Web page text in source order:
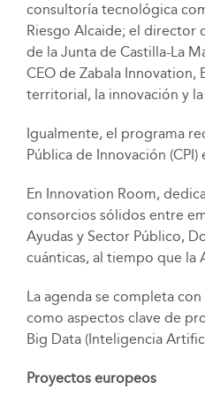
consultoría tecnológica
Riesgo Alcaide; el director
de la Junta de Castilla-La
CEO de Zabala Innovation,
territorial, la innovación y
Igualmente, el programa
Pública de Innovación
En Innovation Room,
consorcios sólidos entre
Ayudas y Sector Público,
cuánticas, al tiempo que la
La agenda se completa
como aspectos clave de
Big Data (Inteligencia
Proyectos europeos